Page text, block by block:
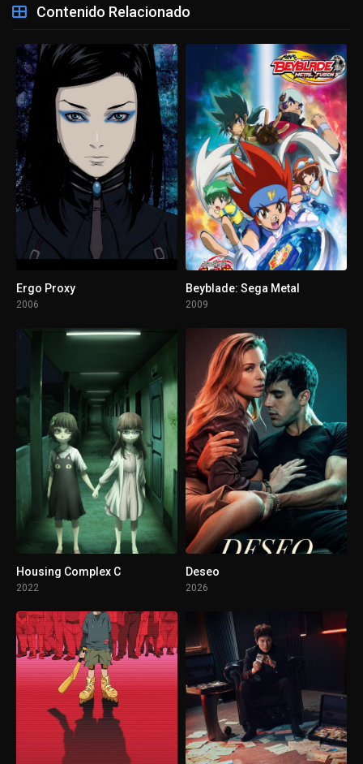
Contenido Relacionado
Ergo Proxy
2006
Beyblade: Sega Metal
2009
Housing Complex C
2022
Deseo
2026